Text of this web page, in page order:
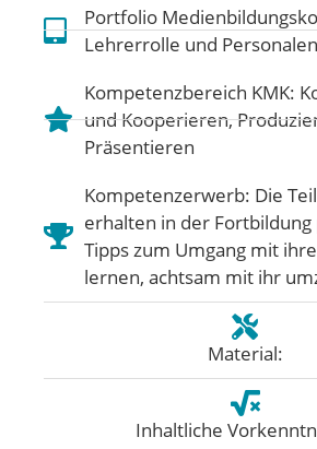
Portfolio
Lehrerrolle und
Kompetenzbereich KMK:
und Kooperieren,
Präsentieren
Kompetenzerwerb: Die
erhalten in der Fortbildung
Tipps zum Umgang mit
lernen, achtsam mit ihr
Material:
Inhaltliche